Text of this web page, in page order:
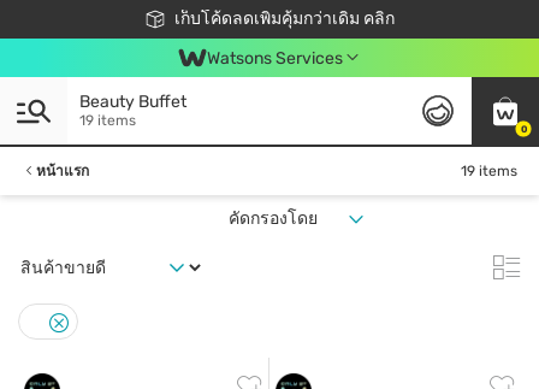
เก็บโค้ดลดเพิ่มคุ้มกว่าเดิม คลิก
ชอปออนไลน์ครั้งแรก ลดเพิ่มจุก ๆ 10%! 🎉
📦ส่งฟรี! เมื่อชอป 499฿
สมาชิกวัตสัน คลับดียังไง?
Watsons Services
0
Beauty Buffet
19 items
หน้าแรก 19 items
คัดกรองโดย